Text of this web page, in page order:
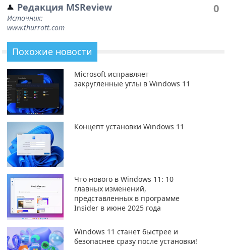
Редакция MSReview
Источник:
www.thurrott.com
0
Похожие новости
Microsoft исправляет
закругленные углы в Windows 11
Концепт установки Windows 11
Что нового в Windows 11: 10
главных изменений,
представленных в программе
Insider в июне 2025 года
Windows 11 станет быстрее и
безопаснее сразу после установки!